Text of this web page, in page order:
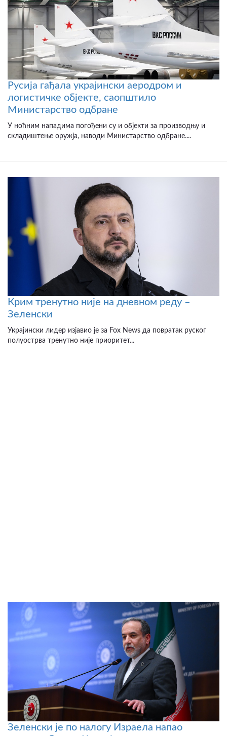
Русија гађала украјински аеродром и
логистичке објекте, саопштило
Министарство одбране
У ноћним нападима погођени су и објекти за производњу и
складиштење оружја, наводи Министарство одбране....
Крим тренутно није на дневном реду –
Зеленски
Украјински лидер изјавио је за Fox News да повратак руског
полуострва тренутно није приоритет...
Зеленски је по налогу Израела напао